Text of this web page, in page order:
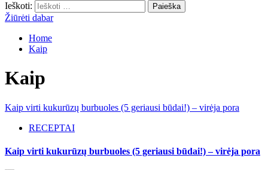
Ieškoti:
Žiūrėti dabar
Home
Kaip
Kaip
Kaip virti kukurūzų burbuoles (5 geriausi būdai!) – virėja pora
RECEPTAI
Kaip virti kukurūzų burbuoles (5 geriausi būdai!) – virėja pora